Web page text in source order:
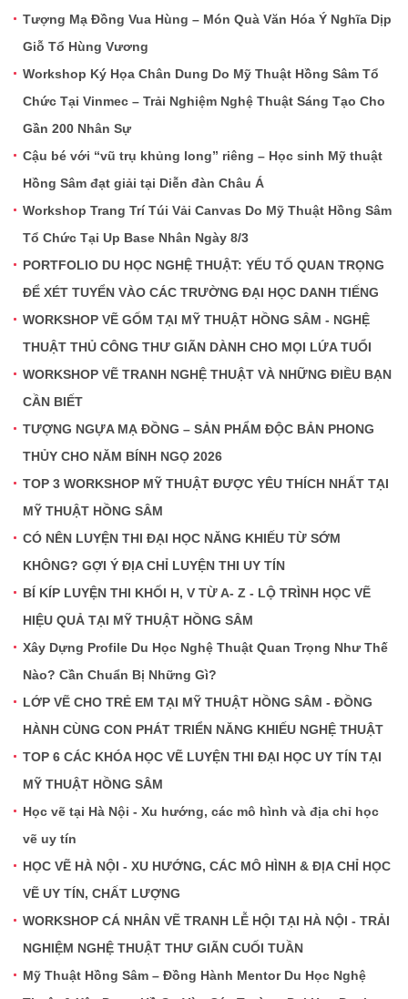
Tượng Mạ Đồng Vua Hùng – Món Quà Văn Hóa Ý Nghĩa Dịp
Giỗ Tổ Hùng Vương
Workshop Ký Họa Chân Dung Do Mỹ Thuật Hồng Sâm Tổ
Chức Tại Vinmec – Trải Nghiệm Nghệ Thuật Sáng Tạo Cho
Gần 200 Nhân Sự
Cậu bé với “vũ trụ khủng long” riêng – Học sinh Mỹ thuật
Hồng Sâm đạt giải tại Diễn đàn Châu Á
Workshop Trang Trí Túi Vải Canvas Do Mỹ Thuật Hồng Sâm
Tổ Chức Tại Up Base Nhân Ngày 8/3
PORTFOLIO DU HỌC NGHỆ THUẬT: YẾU TỐ QUAN TRỌNG
ĐỂ XÉT TUYỂN VÀO CÁC TRƯỜNG ĐẠI HỌC DANH TIẾNG
WORKSHOP VẼ GỐM TẠI MỸ THUẬT HỒNG SÂM - NGHỆ
THUẬT THỦ CÔNG THƯ GIÃN DÀNH CHO MỌI LỨA TUỔI
WORKSHOP VẼ TRANH NGHỆ THUẬT VÀ NHỮNG ĐIỀU BẠN
CẦN BIẾT
TƯỢNG NGỰA MẠ ĐỒNG – SẢN PHẨM ĐỘC BẢN PHONG
THỦY CHO NĂM BÍNH NGỌ 2026
TOP 3 WORKSHOP MỸ THUẬT ĐƯỢC YÊU THÍCH NHẤT TẠI
MỸ THUẬT HỒNG SÂM
CÓ NÊN LUYỆN THI ĐẠI HỌC NĂNG KHIẾU TỪ SỚM
KHÔNG? GỢI Ý ĐỊA CHỈ LUYỆN THI UY TÍN
BÍ KÍP LUYỆN THI KHỐI H, V TỪ A- Z - LỘ TRÌNH HỌC VẼ
HIỆU QUẢ TẠI MỸ THUẬT HỒNG SÂM
Xây Dựng Profile Du Học Nghệ Thuật Quan Trọng Như Thế
Nào? Cần Chuẩn Bị Những Gì?
LỚP VẼ CHO TRẺ EM TẠI MỸ THUẬT HỒNG SÂM - ĐỒNG
HÀNH CÙNG CON PHÁT TRIỂN NĂNG KHIẾU NGHỆ THUẬT
TOP 6 CÁC KHÓA HỌC VẼ LUYỆN THI ĐẠI HỌC UY TÍN TẠI
MỸ THUẬT HỒNG SÂM
Học vẽ tại Hà Nội - Xu hướng, các mô hình và địa chỉ học
vẽ uy tín
HỌC VẼ HÀ NỘI - XU HƯỚNG, CÁC MÔ HÌNH & ĐỊA CHỈ HỌC
VẼ UY TÍN, CHẤT LƯỢNG
WORKSHOP CÁ NHÂN VẼ TRANH LỄ HỘI TẠI HÀ NỘI - TRẢI
NGHIỆM NGHỆ THUẬT THƯ GIÃN CUỐI TUẦN
Mỹ Thuật Hồng Sâm – Đồng Hành Mentor Du Học Nghệ